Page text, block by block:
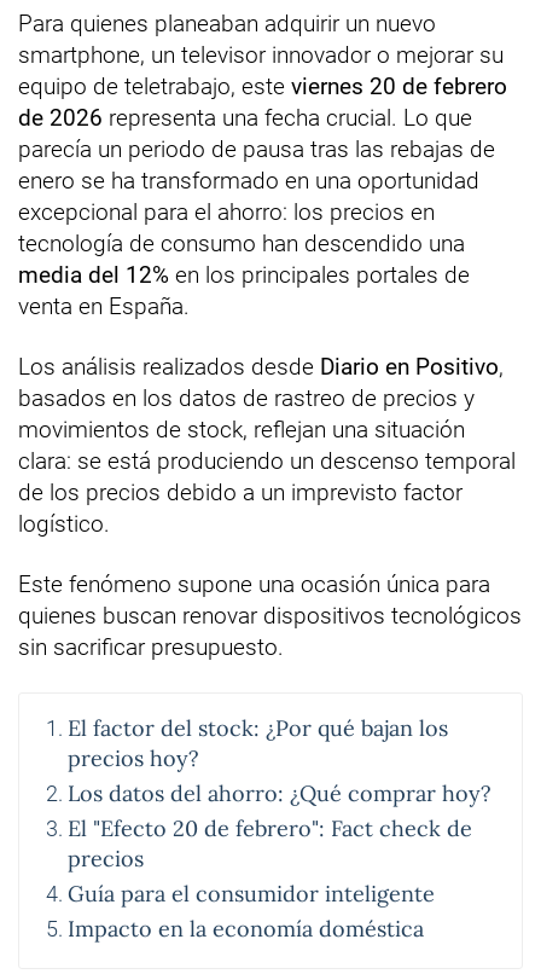
Para quienes planeaban adquirir un nuevo
smartphone, un televisor innovador o mejorar su
equipo de teletrabajo, este viernes 20 de febrero
de 2026 representa una fecha crucial. Lo que
parecía un periodo de pausa tras las rebajas de
enero se ha transformado en una oportunidad
excepcional para el ahorro: los precios en
tecnología de consumo han descendido una
media del 12% en los principales portales de
venta en España.
Los análisis realizados desde Diario en Positivo,
basados en los datos de rastreo de precios y
movimientos de stock, reflejan una situación
clara: se está produciendo un descenso temporal
de los precios debido a un imprevisto factor
logístico.
Este fenómeno supone una ocasión única para
quienes buscan renovar dispositivos tecnológicos
sin sacrificar presupuesto.
El factor del stock: ¿Por qué bajan los
precios hoy?
Los datos del ahorro: ¿Qué comprar hoy?
El "Efecto 20 de febrero": Fact check de
precios
Guía para el consumidor inteligente
Impacto en la economía doméstica